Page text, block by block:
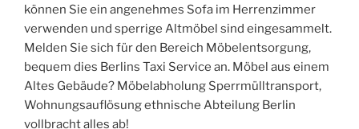
können Sie ein angenehmes Sofa im Herrenzimmer
verwenden und sperrige Altmöbel sind eingesammelt.
Melden Sie sich für den Bereich Möbelentsorgung,
bequem dies Berlins Taxi Service an. Möbel aus einem
Altes Gebäude? Möbelabholung Sperrmülltransport,
Wohnungsauflösung ethnische Abteilung Berlin
vollbracht alles ab!